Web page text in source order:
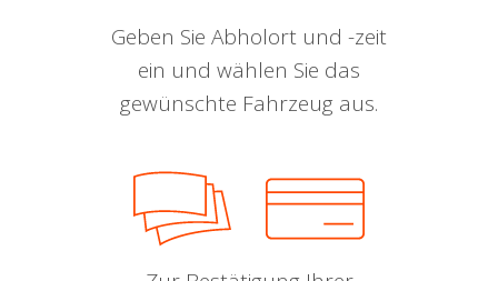
Geben Sie Abholort und -zeit
ein und wählen Sie das
gewünschte Fahrzeug aus.